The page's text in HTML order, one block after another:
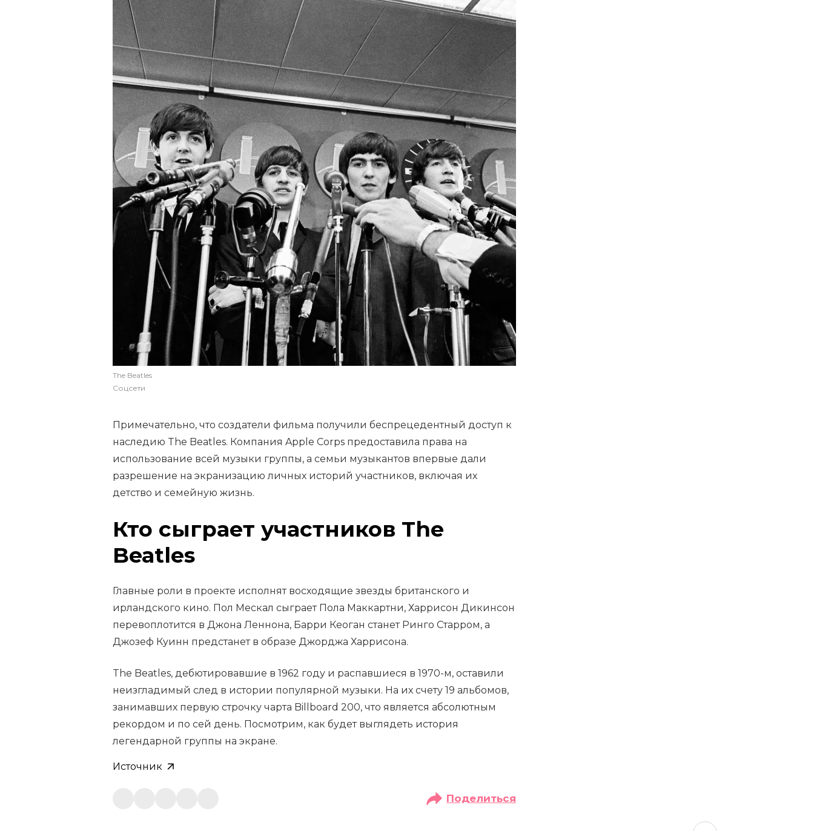
The Beatles
Соцсети
Примечательно, что создатели фильма получили беспрецедентный доступ к
наследию The Beatles. Компания Apple Corps предоставила права на
использование всей музыки группы, а семьи музыкантов впервые дали
разрешение на экранизацию личных историй участников, включая их
детство и семейную жизнь.
Кто сыграет участников The
Beatles
Главные роли в проекте исполнят восходящие звезды британского и
ирландского кино. Пол Мескал сыграет Пола Маккартни, Харрисон Дикинсон
перевоплотится в Джона Леннона, Барри Кеоган станет Ринго Старром, а
Джозеф Куинн предстанет в образе Джорджа Харрисона.
The Beatles, дебютировавшие в 1962 году и распавшиеся в 1970-м, оставили
неизгладимый след в истории популярной музыки. На их счету 19 альбомов,
занимавших первую строчку чарта Billboard 200, что является абсолютным
рекордом и по сей день. Посмотрим, как будет выглядеть история
легендарной группы на экране.
Источник
Поделиться